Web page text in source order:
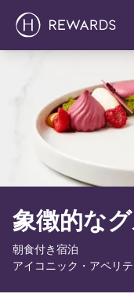
スライド1 1
象徴的な
朝食付き宿泊
アイコニック・アペリ